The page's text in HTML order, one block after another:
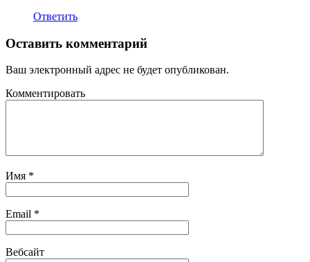
Ответить
Оставить комментарий
Ваш электронный адрес не будет опубликован.
Комментировать
Имя *
Email *
Вебсайт